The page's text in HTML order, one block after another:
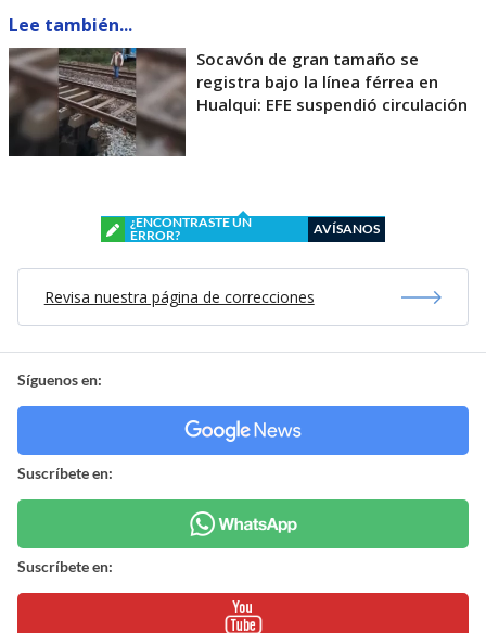
Lee también...
Socavón de gran tamaño se
registra bajo la línea férrea en
Hualqui: EFE suspendió circulación
¿ENCONTRASTE UN
ERROR?
AVÍSANOS
Revisa nuestra página de correcciones
Síguenos en:
Suscríbete en:
Suscríbete en: